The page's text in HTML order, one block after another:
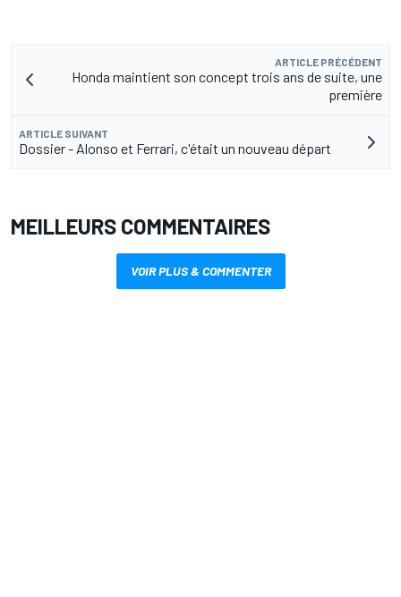
ARTICLE PRÉCÉDENT
Honda maintient son concept trois ans de suite, une
première
ARTICLE SUIVANT
Dossier - Alonso et Ferrari, c'était un nouveau départ
MEILLEURS COMMENTAIRES
VOIR PLUS & COMMENTER